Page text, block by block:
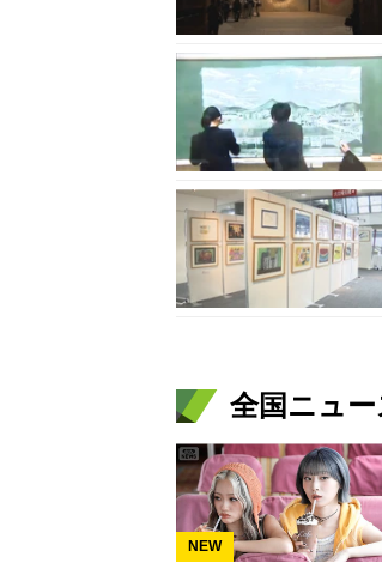
全国ニュー
NEW